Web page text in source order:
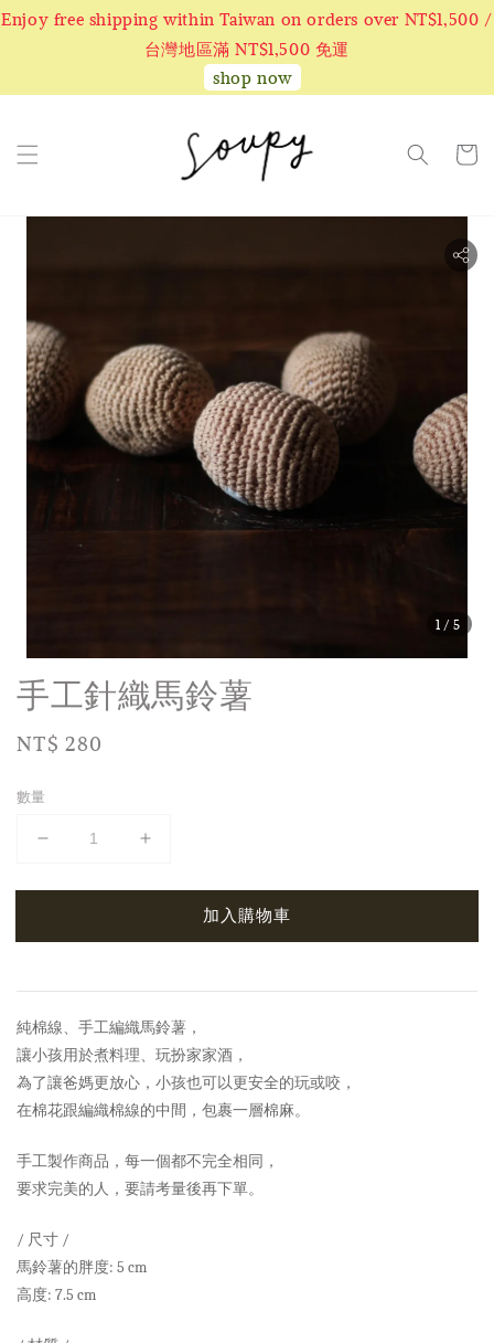
Enjoy free shipping within Taiwan on orders over NT$1,500 /
台灣地區滿 NT$1,500 免運
shop now
1 /5
手工針織馬鈴薯
Regular
NT$ 280
數量
加入購物車
純棉線、手工編織馬鈴薯，
讓小孩用於煮料理、玩扮家家酒，
為了讓爸媽更放心，小孩也可以更安全的玩或咬，
在棉花跟編織棉線的中間，包裹一層棉麻。
手工製作商品，每一個都不完全相同，
要求完美的人，要請考量後再下單。
/ 尺寸 /
馬鈴薯的胖度: 5 cm
高度: 7.5 cm